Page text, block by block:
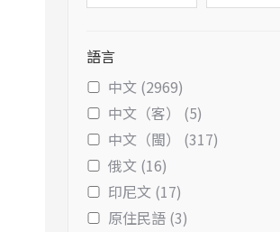
語言
中文 (2969)
中文（客） (5)
中文（閩） (317)
俄文 (16)
印尼文 (17)
原住民語 (3)